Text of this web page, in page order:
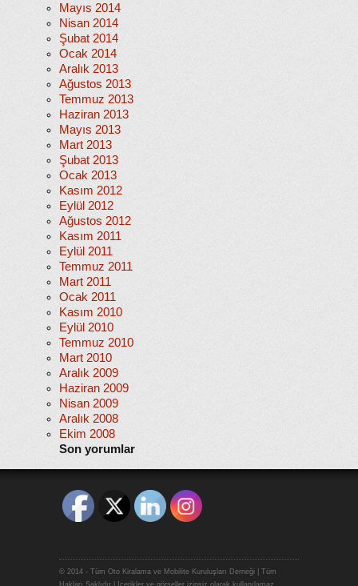
Mayıs 2014
Nisan 2014
Şubat 2014
Ocak 2014
Aralık 2013
Ağustos 2013
Temmuz 2013
Haziran 2013
Mayıs 2013
Mart 2013
Şubat 2013
Ocak 2013
Kasım 2012
Eylül 2012
Ağustos 2012
Kasım 2011
Eylül 2011
Temmuz 2011
Mart 2011
Ocak 2011
Kasım 2010
Eylül 2010
Temmuz 2010
Mart 2010
Aralık 2009
Haziran 2009
Nisan 2009
Aralık 2008
Ekim 2008
Son yorumlar
© 2014 - Tüm Oto Kiralama ve Mobilite Kuruluşları Derneği | Tüm
Hakları Saklıdır | İçerikler ve görseller izinsiz olarak kullanılamaz.